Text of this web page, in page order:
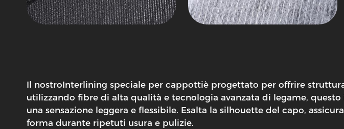
Il nostroInterlining speciale per cappottiè progettato per offrire
utilizzando fibre di alta qualità e tecnologia avanzata di legame,
una sensazione leggera e flessibile. Esalta la silhouette del capo,
forma durante ripetuti usura e pulizie.